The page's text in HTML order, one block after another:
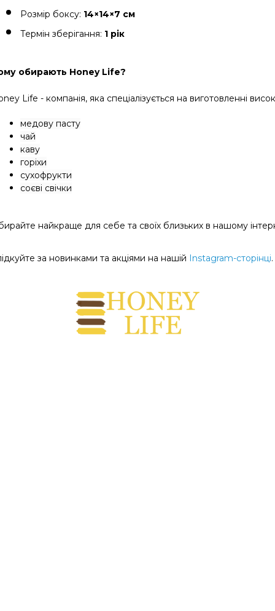
Розмір боксу: 14×14×7 см
Термін зберігання: 1 рік
обирають Honey Life?
Life - компанія, яка спеціалізується на виготовленні
медову пасту
чай
каву
горіхи
сухофрукти
соєві свічки
найкраще для себе та своїх близьких в нашому
за новинками та акціями на нашій Instagram-сторінці.